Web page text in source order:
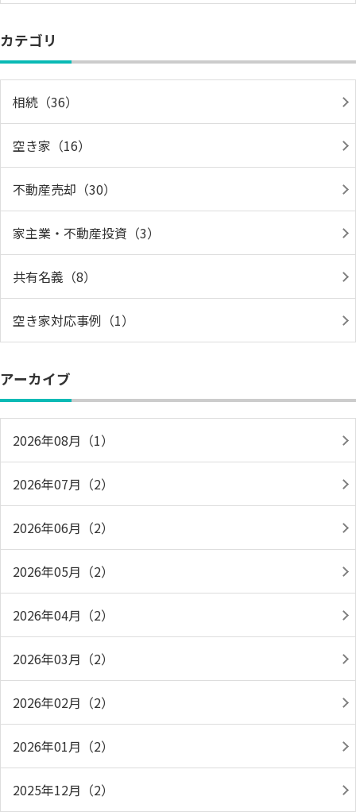
カテゴリ
相続（36）
空き家（16）
不動産売却（30）
家主業・不動産投資（3）
共有名義（8）
空き家対応事例（1）
アーカイブ
2026年08月（1）
2026年07月（2）
2026年06月（2）
2026年05月（2）
2026年04月（2）
2026年03月（2）
2026年02月（2）
2026年01月（2）
2025年12月（2）